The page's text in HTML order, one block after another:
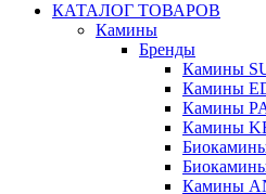
КАТАЛОГ ТОВАРОВ
Камины
Бренды
Камины
Камины
Камины
Камины
Камины